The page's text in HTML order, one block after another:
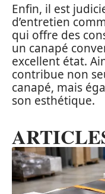
Enfin, il est
d’entretien
qui offre des
un canapé
excellent état.
contribue non
canapé, mais
son esthétique.